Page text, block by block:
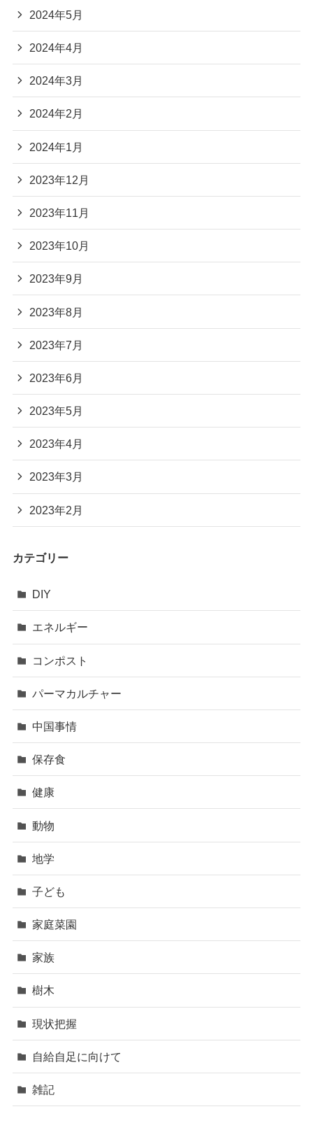
2024年5月
2024年4月
2024年3月
2024年2月
2024年1月
2023年12月
2023年11月
2023年10月
2023年9月
2023年8月
2023年7月
2023年6月
2023年5月
2023年4月
2023年3月
2023年2月
カテゴリー
DIY
エネルギー
コンポスト
パーマカルチャー
中国事情
保存食
健康
動物
地学
子ども
家庭菜園
家族
樹木
現状把握
自給自足に向けて
雑記